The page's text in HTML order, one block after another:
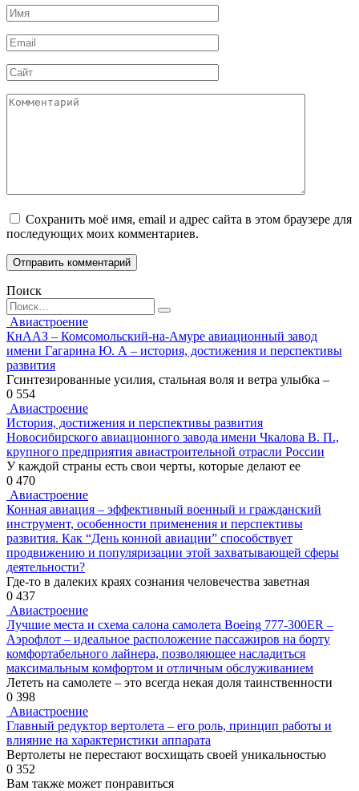
Имя
*
Email
*
Сайт
Комментарий
Сохранить моё имя, email и адрес сайта в этом браузере для
последующих моих комментариев.
Поиск
Search
for:
Авиастроение
КнААЗ – Комсомольский-на-Амуре авиационный завод
имени Гагарина Ю. А – история, достижения и перспективы
развития
Гсинтезированные усилия, стальная воля и ветра улыбка –
0 554
Авиастроение
История, достижения и перспективы развития
Новосибирского авиационного завода имени Чкалова В. П.,
крупного предприятия авиастроительной отрасли России
У каждой страны есть свои черты, которые делают ее
0 470
Авиастроение
Конная авиация – эффективный военный и гражданский
инструмент, особенности применения и перспективы
развития. Как “День конной авиации” способствует
продвижению и популяризации этой захватывающей сферы
деятельности?
Где-то в далеких краях сознания человечества заветная
0 437
Авиастроение
Лучшие места и схема салона самолета Boeing 777-300ER –
Аэрофлот – идеальное расположение пассажиров на борту
комфортабельного лайнера, позволяющее насладиться
максимальным комфортом и отличным обслуживанием
Лететь на самолете – это всегда некая доля таинственности
0 398
Авиастроение
Главный редуктор вертолета – его роль, принцип работы и
влияние на характеристики аппарата
Вертолеты не перестают восхищать своей уникальностью
0 352
Вам также может понравиться